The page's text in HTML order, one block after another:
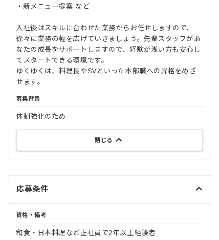
・新メニュー提案 など
入社後はスキルに合わせた業務からお任せしますので、
徐々に業務の幅を広げていきましょう。先輩スタッフがあ
なたの成長をサポートしますので、経験が浅い方も安心し
てスタートできる環境です。
ゆくゆくは、料理長やSVといった本部職への昇格をめざ
せます。
募集背景
体制強化のため
閉じる
応募条件
資格・備考
和食・日本料理など正社員で2年以上経験者